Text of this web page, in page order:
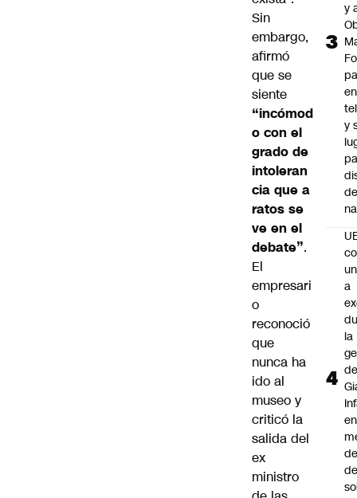
Sin
embargo,
afirmó
que se
siente
“incómod
o con el
grado de
intoleran
cia que a
ratos se
ve en el
debate”.
El
empresari
o
reconoció
que
nunca ha
ido al
museo y
criticó la
salida del
ex
ministro
y
en
y
a
la
de
en
de